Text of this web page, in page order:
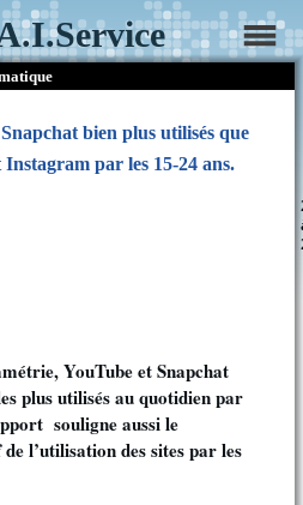
bien plus utilisés que
Instagram par les 15-24 ans.
YouTube et Snapchat
plus utilisés au quotidien par
souligne aussi le
l’utilisation des sites par les